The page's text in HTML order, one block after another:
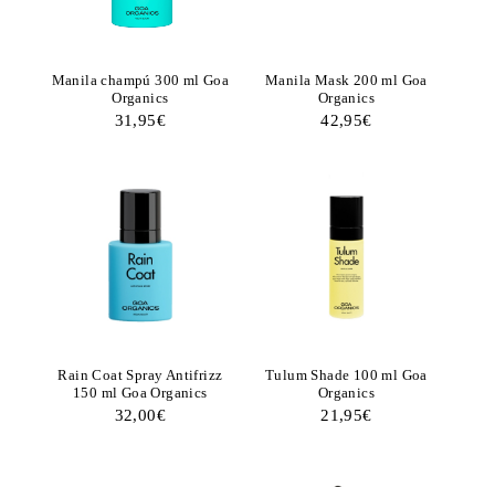
Manila champú 300 ml Goa
Organics
31,95€
Manila Mask 200 ml Goa
Organics
42,95€
Rain Coat Spray Antifrizz
150 ml Goa Organics
32,00€
Tulum Shade 100 ml Goa
Organics
21,95€